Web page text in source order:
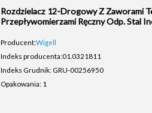
Rozdzielacz 12-Drogowy Z Zaworami
Przepływomierzami Ręczny Odp. Stal
Producent:Wigell
Indeks producenta:01.0321811
Indeks Grudnik: GRU-00256950
Opakowania: 1